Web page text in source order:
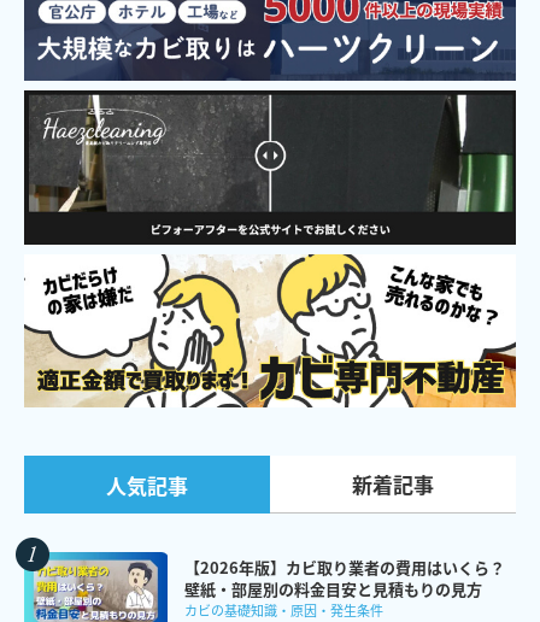
人気記事 新着記事
【2026年版】カビ取り業者の費用はいくら？
壁紙・部屋別の料金目安と見積もりの見方
カビの基礎知識・原因・発生条件